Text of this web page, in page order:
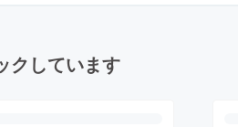
クしています